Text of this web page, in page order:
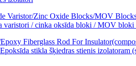
varistori / cinka oksīda bloki / MOV bloki
stikla šķiedras stienis izolatoram